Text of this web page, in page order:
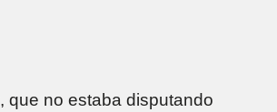
, que no estaba disputando